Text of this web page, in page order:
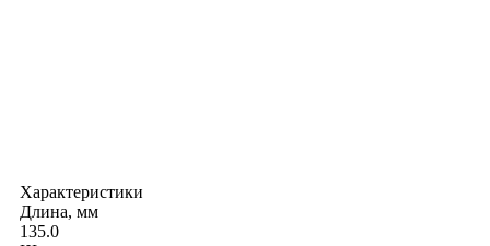
Характеристики
Длина, мм
135.0